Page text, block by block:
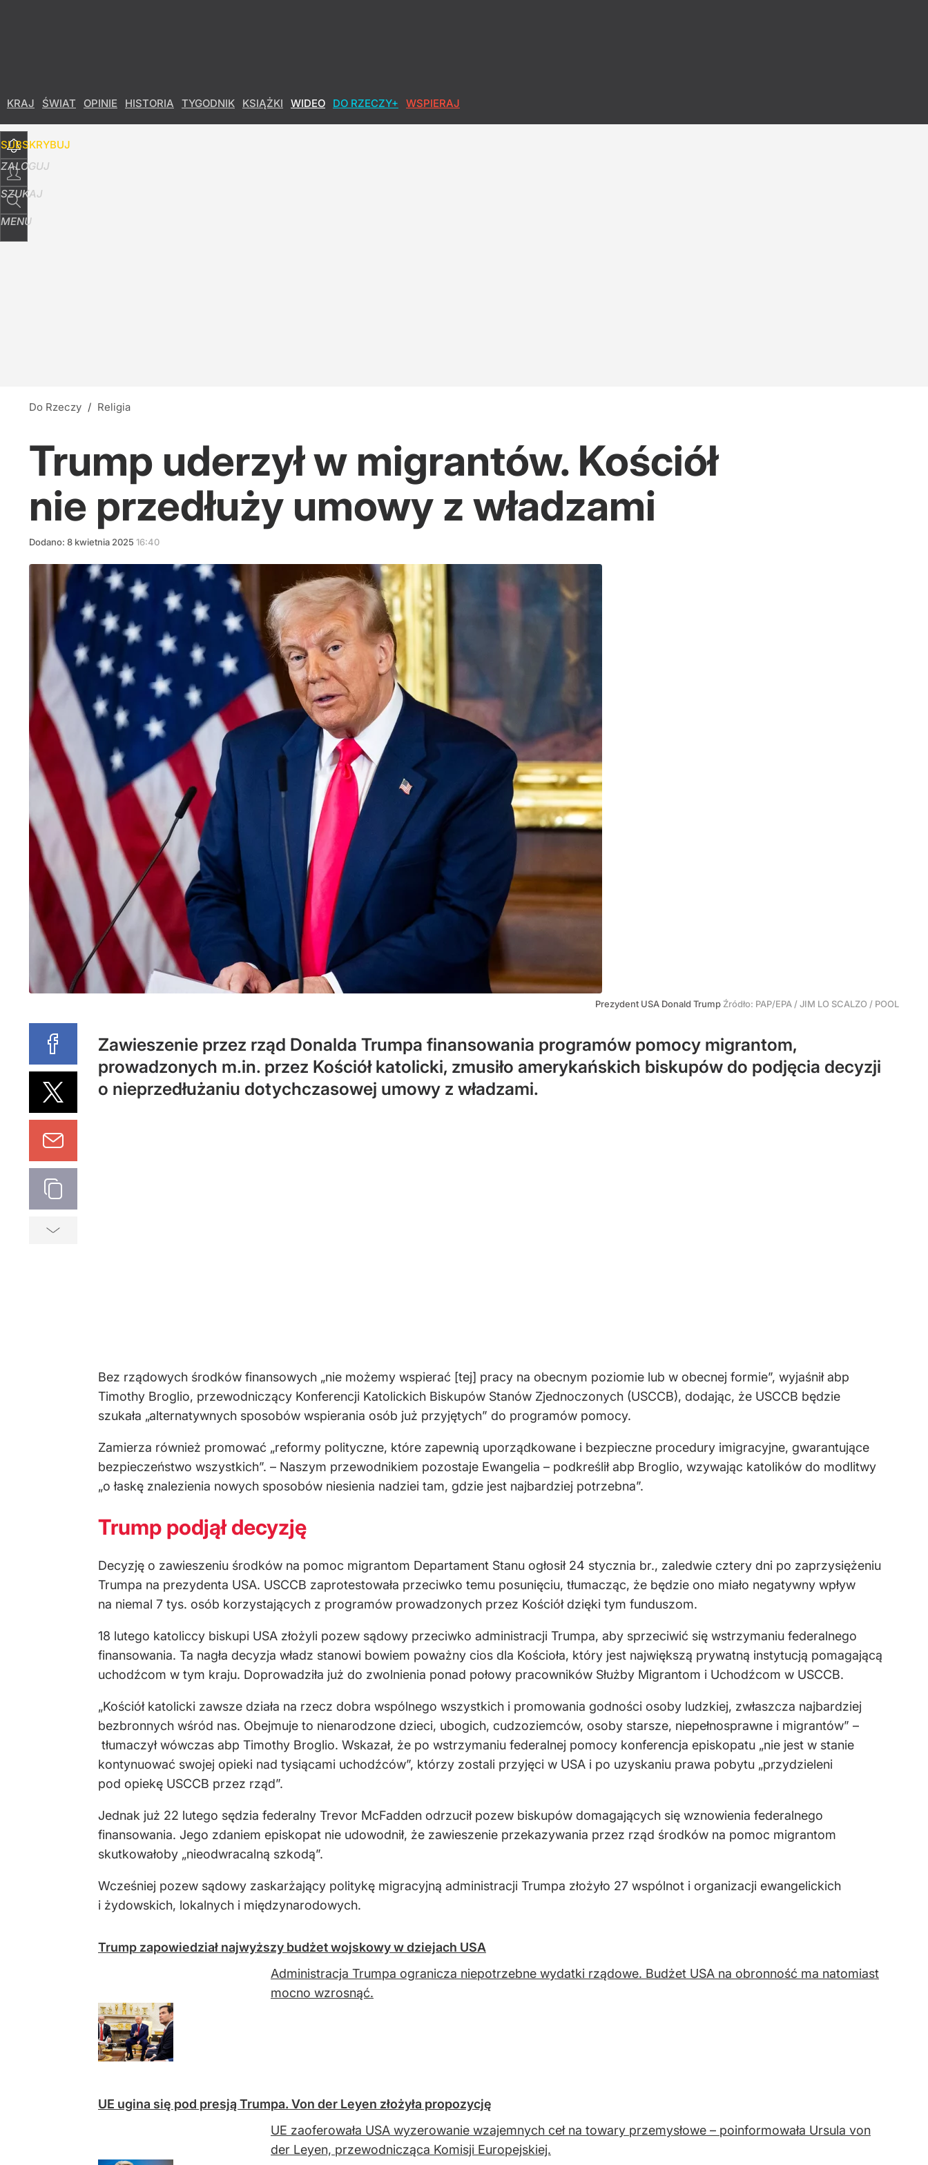
KRAJ ŚWIAT OPINIE HISTORIA TYGODNIK KSIĄŻKI WIDEO DO RZECZY+ WSPIERAJ
SUBSKRYBUJ
ZALOGUJ
SZUKAJ
MENU
Do Rzeczy / Religia
Trump uderzył w migrantów. Kościół
nie przedłuży umowy z władzami
Dodano: 8 kwietnia 2025 16:40
Prezydent USA Donald Trump Źródło: PAP/EPA /JIM LO SCALZO / POOL
Zawieszenie przez rząd Donalda Trumpa finansowania programów pomocy migrantom,
prowadzonych m.in. przez Kościół katolicki, zmusiło amerykańskich biskupów do podjęcia decyzji
o nieprzedłużaniu dotychczasowej umowy z władzami.
Bez rządowych środków finansowych „nie możemy wspierać [tej] pracy na obecnym poziomie lub w obecnej formie”, wyjaśnił abp
Timothy Broglio, przewodniczący Konferencji Katolickich Biskupów Stanów Zjednoczonych (USCCB), dodając, że USCCB będzie
szukała „alternatywnych sposobów wspierania osób już przyjętych” do programów pomocy.
Zamierza również promować „reformy polityczne, które zapewnią uporządkowane i bezpieczne procedury imigracyjne, gwarantujące
bezpieczeństwo wszystkich”. – Naszym przewodnikiem pozostaje Ewangelia – podkreślił abp Broglio, wzywając katolików do modlitwy
„o łaskę znalezienia nowych sposobów niesienia nadziei tam, gdzie jest najbardziej potrzebna”.
Trump podjął decyzję
Decyzję o zawieszeniu środków na pomoc migrantom Departament Stanu ogłosił 24 stycznia br., zaledwie cztery dni po zaprzysiężeniu
Trumpa na prezydenta USA. USCCB zaprotestowała przeciwko temu posunięciu, tłumacząc, że będzie ono miało negatywny wpływ
na niemal 7 tys. osób korzystających z programów prowadzonych przez Kościół dzięki tym funduszom.
18 lutego katoliccy biskupi USA złożyli pozew sądowy przeciwko administracji Trumpa, aby sprzeciwić się wstrzymaniu federalnego
finansowania. Ta nagła decyzja władz stanowi bowiem poważny cios dla Kościoła, który jest największą prywatną instytucją pomagającą
uchodźcom w tym kraju. Doprowadziła już do zwolnienia ponad połowy pracowników Służby Migrantom i Uchodźcom w USCCB.
„Kościół katolicki zawsze działa na rzecz dobra wspólnego wszystkich i promowania godności osoby ludzkiej, zwłaszcza najbardziej
bezbronnych wśród nas. Obejmuje to nienarodzone dzieci, ubogich, cudzoziemców, osoby starsze, niepełnosprawne i migrantów” –
tłumaczył wówczas abp Timothy Broglio. Wskazał, że po wstrzymaniu federalnej pomocy konferencja episkopatu „nie jest w stanie
kontynuować swojej opieki nad tysiącami uchodźców”, którzy zostali przyjęci w USA i po uzyskaniu prawa pobytu „przydzieleni
pod opiekę USCCB przez rząd”.
Jednak już 22 lutego sędzia federalny Trevor McFadden odrzucił pozew biskupów domagających się wznowienia federalnego
finansowania. Jego zdaniem episkopat nie udowodnił, że zawieszenie przekazywania przez rząd środków na pomoc migrantom
skutkowałoby „nieodwracalną szkodą”.
Wcześniej pozew sądowy zaskarżający politykę migracyjną administracji Trumpa złożyło 27 wspólnot i organizacji ewangelickich
i żydowskich, lokalnych i międzynarodowych.
Trump zapowiedział najwyższy budżet wojskowy w dziejach USA
Administracja Trumpa ogranicza niepotrzebne wydatki rządowe. Budżet USA na obronność ma natomiast
mocno wzrosnąć.
UE ugina się pod presją Trumpa. Von der Leyen złożyła propozycję
UE zaoferowała USA wyzerowanie wzajemnych ceł na towary przemysłowe – poinformowała Ursula von
der Leyen, przewodnicząca Komisji Europejskiej.